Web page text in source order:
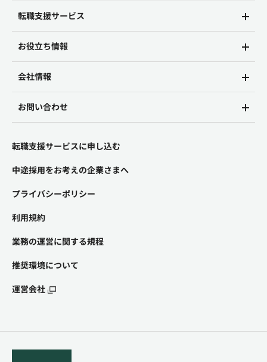
転職支援サービス
お役立ち情報
会社情報
お問い合わせ
転職支援サービスに申し込む
中途採用をお考えの企業さまへ
プライバシーポリシー
利用規約
業務の運営に関する規程
推奨環境について
運営会社